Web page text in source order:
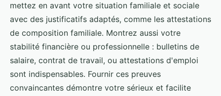
mettez en avant votre situation familiale et sociale
avec des justificatifs adaptés, comme les attestations
de composition familiale. Montrez aussi votre
stabilité financière ou professionnelle : bulletins de
salaire, contrat de travail, ou attestations d'emploi
sont indispensables. Fournir ces preuves
convaincantes démontre votre sérieux et facilite